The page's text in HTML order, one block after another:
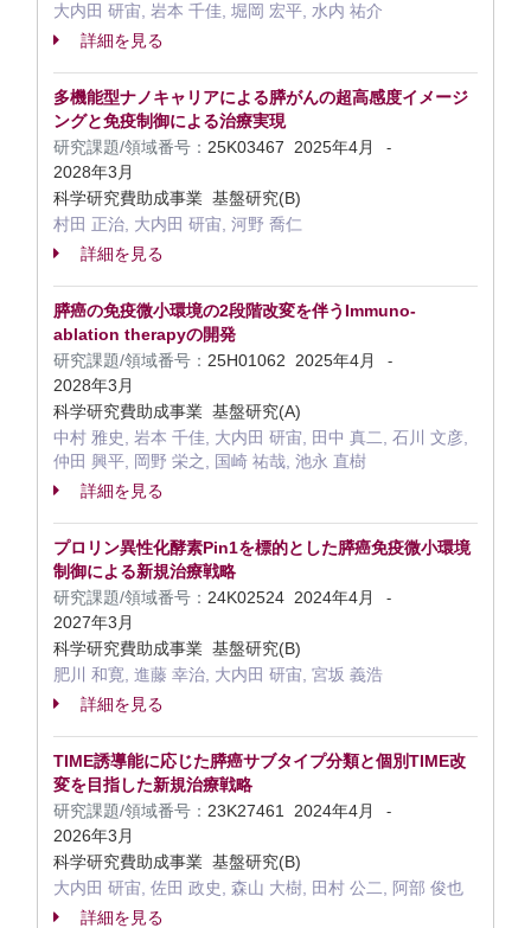
大内田 研宙, 岩本 千佳, 堀岡 宏平, 水内 祐介
詳細を見る
多機能型ナノキャリアによる膵がんの超高感度イメージ
ングと免疫制御による治療実現
研究課題/領域番号： 25K03467 2025年4月 -
2028年3月
科学研究費助成事業 基盤研究(B)
村田 正治, 大内田 研宙, 河野 喬仁
詳細を見る
膵癌の免疫微小環境の2段階改変を伴うImmuno-
ablation therapyの開発
研究課題/領域番号： 25H01062 2025年4月 -
2028年3月
科学研究費助成事業 基盤研究(A)
中村 雅史, 岩本 千佳, 大内田 研宙, 田中 真二, 石川 文彦,
仲田 興平, 岡野 栄之, 国崎 祐哉, 池永 直樹
詳細を見る
プロリン異性化酵素Pin1を標的とした膵癌免疫微小環境
制御による新規治療戦略
研究課題/領域番号： 24K02524 2024年4月 -
2027年3月
科学研究費助成事業 基盤研究(B)
肥川 和寛, 進藤 幸治, 大内田 研宙, 宮坂 義浩
詳細を見る
TIME誘導能に応じた膵癌サブタイプ分類と個別TIME改
変を目指した新規治療戦略
研究課題/領域番号： 23K27461 2024年4月 -
2026年3月
科学研究費助成事業 基盤研究(B)
大内田 研宙, 佐田 政史, 森山 大樹, 田村 公二, 阿部 俊也
詳細を見る